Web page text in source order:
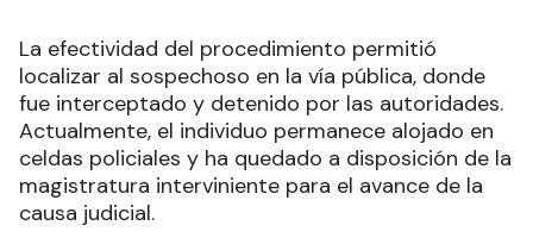
La efectividad del procedimiento permitió
localizar al sospechoso en la vía pública, donde
fue interceptado y detenido por las autoridades.
Actualmente, el individuo permanece alojado en
celdas policiales y ha quedado a disposición de la
magistratura interviniente para el avance de la
causa judicial.